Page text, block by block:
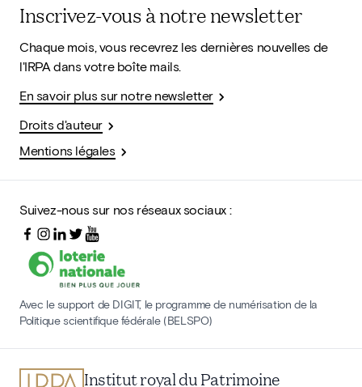
Inscrivez-vous à notre newsletter
Chaque mois, vous recevrez les dernières nouvelles de
l'IRPA dans votre boîte mails.
En savoir plus sur notre newsletter
Droits d'auteur
Mentions légales
Suivez-nous sur nos réseaux sociaux :
Avec le support de DIGIT, le programme de numérisation de la
Politique scientifique fédérale (BELSPO)
Institut royal du Patrimoine